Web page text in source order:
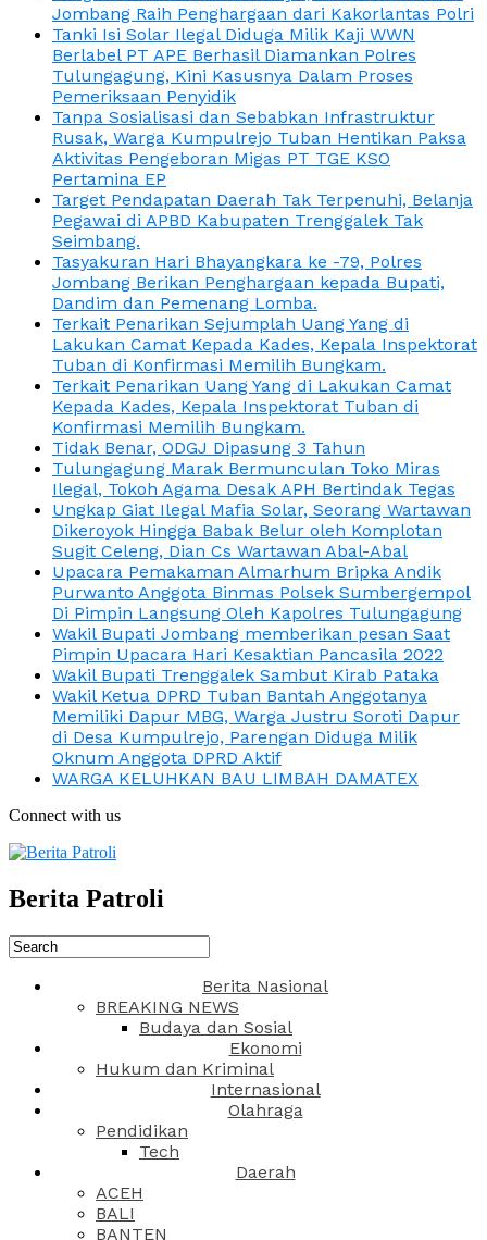
Jombang Raih Penghargaan dari Kakorlantas Polri
Tanki Isi Solar Ilegal Diduga Milik Kaji WWN
Berlabel PT APE Berhasil Diamankan Polres
Tulungagung, Kini Kasusnya Dalam Proses
Pemeriksaan Penyidik
Tanpa Sosialisasi dan Sebabkan Infrastruktur
Rusak, Warga Kumpulrejo Tuban Hentikan Paksa
Aktivitas Pengeboran Migas PT TGE KSO
Pertamina EP
Target Pendapatan Daerah Tak Terpenuhi, Belanja
Pegawai di APBD Kabupaten Trenggalek Tak
Seimbang.
Tasyakuran Hari Bhayangkara ke -79, Polres
Jombang Berikan Penghargaan kepada Bupati,
Dandim dan Pemenang Lomba.
Terkait Penarikan Sejumplah Uang Yang di
Lakukan Camat Kepada Kades, Kepala Inspektorat
Tuban di Konfirmasi Memilih Bungkam.
Terkait Penarikan Uang Yang di Lakukan Camat
Kepada Kades, Kepala Inspektorat Tuban di
Konfirmasi Memilih Bungkam.
Tidak Benar, ODGJ Dipasung 3 Tahun
Tulungagung Marak Bermunculan Toko Miras
Ilegal, Tokoh Agama Desak APH Bertindak Tegas
Ungkap Giat Ilegal Mafia Solar, Seorang Wartawan
Dikeroyok Hingga Babak Belur oleh Komplotan
Sugit Celeng, Dian Cs Wartawan Abal-Abal
Upacara Pemakaman Almarhum Bripka Andik
Purwanto Anggota Binmas Polsek Sumbergempol
Di Pimpin Langsung Oleh Kapolres Tulungagung
Wakil Bupati Jombang memberikan pesan Saat
Pimpin Upacara Hari Kesaktian Pancasila 2022
Wakil Bupati Trenggalek Sambut Kirab Pataka
Wakil Ketua DPRD Tuban Bantah Anggotanya
Memiliki Dapur MBG, Warga Justru Soroti Dapur
di Desa Kumpulrejo, Parengan Diduga Milik
Oknum Anggota DPRD Aktif
WARGA KELUHKAN BAU LIMBAH DAMATEX
Connect with us
Berita Patroli
Berita Nasional
BREAKING NEWS
Budaya dan Sosial
Ekonomi
Hukum dan Kriminal
Internasional
Olahraga
Pendidikan
Tech
Daerah
ACEH
BALI
BANTEN